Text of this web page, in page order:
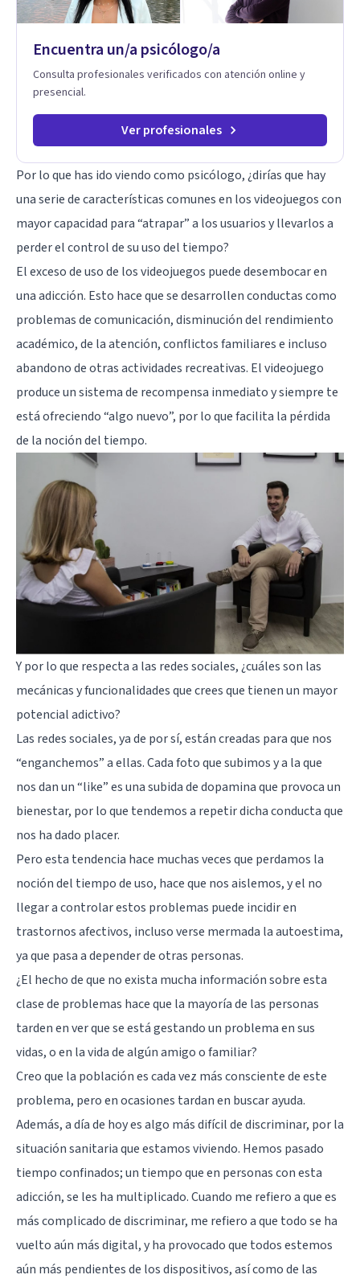
Encuentra un/a psicólogo/a
Consulta profesionales verificados con atención online y
presencial.
Ver profesionales
Por lo que has ido viendo como psicólogo, ¿dirías que hay
una serie de características comunes en los videojuegos con
mayor capacidad para “atrapar” a los usuarios y llevarlos a
perder el control de su uso del tiempo?
El exceso de uso de los videojuegos puede desembocar en
una adicción. Esto hace que se desarrollen conductas como
problemas de comunicación, disminución del rendimiento
académico, de la atención, conflictos familiares e incluso
abandono de otras actividades recreativas. El videojuego
produce un sistema de recompensa inmediato y siempre te
está ofreciendo “algo nuevo”, por lo que facilita la pérdida
de la noción del tiempo.
Y por lo que respecta a las redes sociales, ¿cuáles son las
mecánicas y funcionalidades que crees que tienen un mayor
potencial adictivo?
Las redes sociales, ya de por sí, están creadas para que nos
“enganchemos” a ellas. Cada foto que subimos y a la que
nos dan un “like” es una subida de dopamina que provoca un
bienestar, por lo que tendemos a repetir dicha conducta que
nos ha dado placer.
Pero esta tendencia hace muchas veces que perdamos la
noción del tiempo de uso, hace que nos aislemos, y el no
llegar a controlar estos problemas puede incidir en
trastornos afectivos, incluso verse mermada la autoestima,
ya que pasa a depender de otras personas.
¿El hecho de que no exista mucha información sobre esta
clase de problemas hace que la mayoría de las personas
tarden en ver que se está gestando un problema en sus
vidas, o en la vida de algún amigo o familiar?
Creo que la población es cada vez más consciente de este
problema, pero en ocasiones tardan en buscar ayuda.
Además, a día de hoy es algo más difícil de discriminar, por la
situación sanitaria que estamos viviendo. Hemos pasado
tiempo confinados; un tiempo que en personas con esta
adicción, se les ha multiplicado. Cuando me refiero a que es
más complicado de discriminar, me refiero a que todo se ha
vuelto aún más digital, y ha provocado que todos estemos
aún más pendientes de los dispositivos, así como de las